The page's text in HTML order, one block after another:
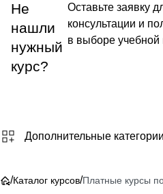
Не
нашли
нужный
курс?
Оставьте заявку
консультации и
в выборе
Дополнительные категории
/Каталог курсов/Платные курсы